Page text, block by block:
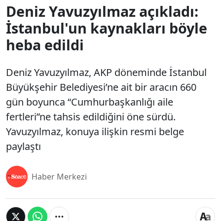
Deniz Yavuzyılmaz açıkladı:
İstanbul'un kaynakları böyle
heba edildi
Deniz Yavuzyılmaz, AKP döneminde İstanbul
Büyükşehir Belediyesi’ne ait bir aracın 660
gün boyunca “Cumhurbaşkanlığı aile
fertleri”ne tahsis edildiğini öne sürdü.
Yavuzyılmaz, konuya ilişkin resmi belge
paylaştı
Haber Merkezi